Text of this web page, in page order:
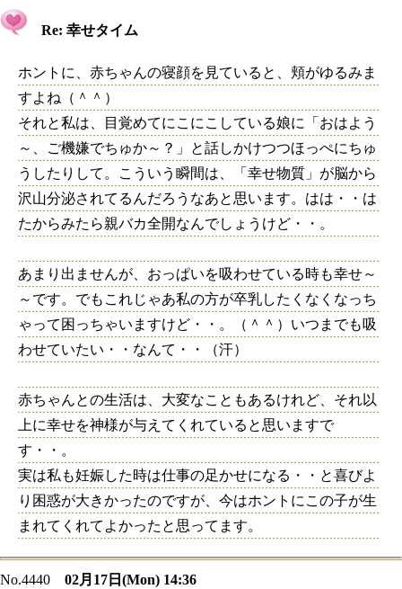
Re: 幸せタイム
ホントに、赤ちゃんの寝顔を見ていると、頬がゆるみま
すよね（＾＾）
それと私は、目覚めてにこにこしている娘に「おはよう
～、ご機嫌でちゅか～？」と話しかけつつほっぺにちゅ
うしたりして。こういう瞬間は、「幸せ物質」が脳から
沢山分泌されてるんだろうなあと思います。はは・・は
たからみたら親バカ全開なんでしょうけど・・。
あまり出ませんが、おっぱいを吸わせている時も幸せ～
～です。でもこれじゃあ私の方が卒乳したくなくなっち
ゃって困っちゃいますけど・・。（＾＾）いつまでも吸
わせていたい・・なんて・・（汗）
赤ちゃんとの生活は、大変なこともあるけれど、それ以
上に幸せを神様が与えてくれていると思いますで
す・・。
実は私も妊娠した時は仕事の足かせになる・・と喜びよ
り困惑が大きかったのですが、今はホントにこの子が生
まれてくれてよかったと思ってます。
No.4440
02月17日(Mon) 14:36